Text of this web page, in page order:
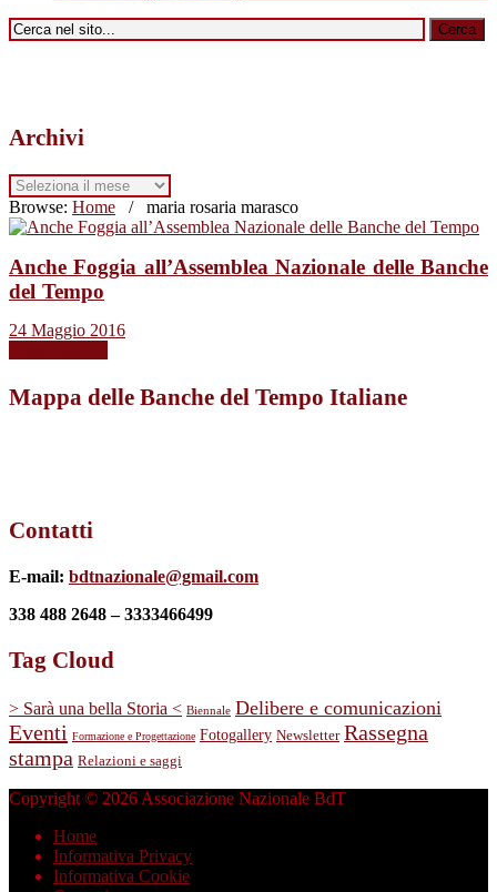
Archivi
Archivi
Browse: Home / maria rosaria marasco
Anche Foggia all’Assemblea Nazionale delle Banche
del Tempo
24 Maggio 2016
Mappa delle Banche del Tempo Italiane
Contatti
E-mail: bdtnazionale@gmail.com
338 488 2648 – 3333466499
Tag Cloud
> Sarà una bella Storia < Biennale Delibere e comunicazioni
Eventi Formazione e Progettazione Fotogallery Newsletter Rassegna
stampa Relazioni e saggi
Copyright © 2026 Associazione Nazionale BdT
Home
Informativa Privacy
Informativa Cookie